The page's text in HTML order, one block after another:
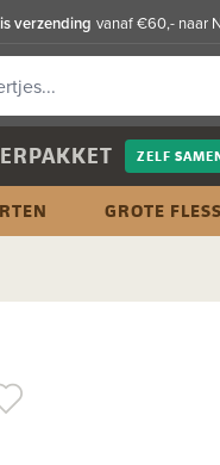
verzending vanaf €60,- naar
ZELF
GROTE